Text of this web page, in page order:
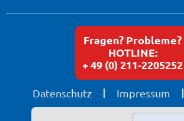
Datenschutz Impressum
Fragen? Probleme?
HOTLINE:
+ 49 (0) 211-2205252